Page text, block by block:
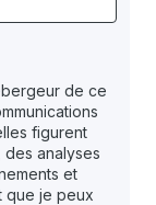
de ce
figurent
analyses
et
que je peux